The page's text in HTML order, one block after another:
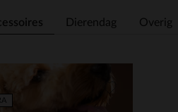
Dierendag Overig